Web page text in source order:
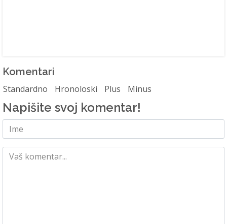
Komentari
Standardno Hronoloski Plus Minus
Napišite svoj komentar!